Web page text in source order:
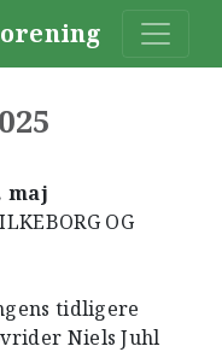
maj
OG
tidligere
Niels Juhl